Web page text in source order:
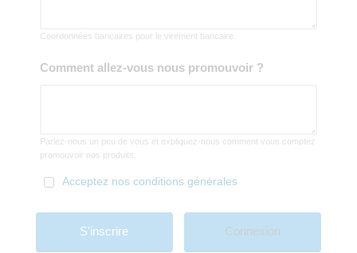
Coordonnées bancaires pour le virement bancaire.
Comment allez-vous nous promouvoir ?
Parlez-nous un peu de vous et expliquez-nous comment vous comptez
promouvoir nos produits.
Acceptez nos conditions générales
Connexion